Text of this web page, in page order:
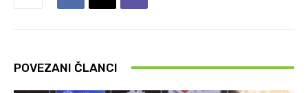
POVEZANI ČLANCI